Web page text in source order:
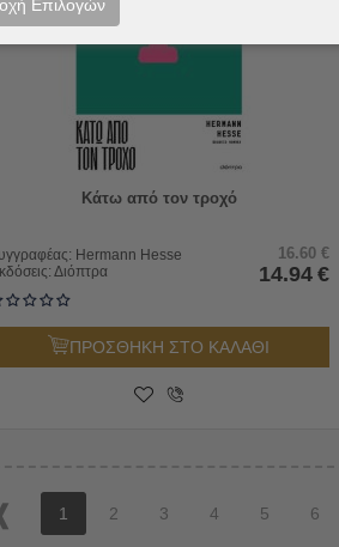
Κάτω από τον τροχό
Hermann Hesse
Διόπτρα
16.60 €
14.94 €
ΠΡΟΣΘΗΚΗ ΣΤΟ ΚΑΛΑΘΙ
1 2 3 4 5 6
Επιλογών